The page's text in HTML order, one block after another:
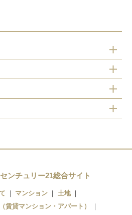
ンチュリー21総合サイト
マンション
土地
賃貸マンション・アパート）